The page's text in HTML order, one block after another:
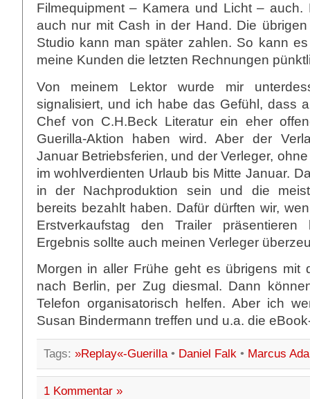
Filmequipment – Kamera und Licht – auch.
auch nur mit Cash in der Hand. Die
Studio kann man später zahlen. So kann
meine Kunden die letzten Rechnungen
Von meinem Lektor wurde mir
signalisiert, und ich habe das Gefühl, dass
Chef von C.H.Beck Literatur ein eher
Guerilla-Aktion haben wird. Aber der
Januar Betriebsferien, und der Verleger,
im wohlverdienten Urlaub bis Mitte Januar.
in der Nachproduktion sein und die
bereits bezahlt haben. Dafür dürften wir,
Erstverkaufstag den Trailer
Ergebnis sollte auch meinen Verleger
Morgen in aller Frühe geht es übrigens mit
nach Berlin, per Zug diesmal. Dann
Telefon organisatorisch helfen. Aber ich
Susan Bindermann treffen und u.a. die
Tags: »Replay«-Guerilla• Daniel Falk • Marcus
1 Kommentar »